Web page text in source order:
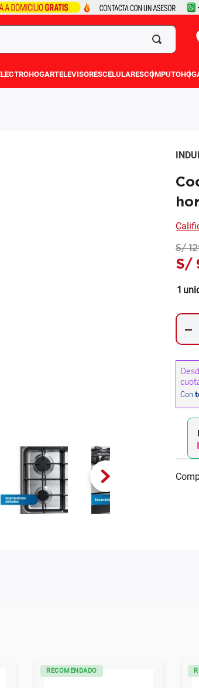
TELEVISORESCELULARESCOMPUTO
S/
S/
1
－
RECOMENDADO